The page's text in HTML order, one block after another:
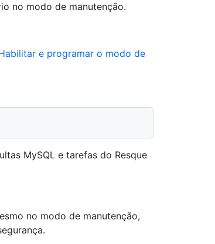
no modo de manutenção.
e programar o modo de
MySQL e tarefas do Resque
no modo de manutenção,